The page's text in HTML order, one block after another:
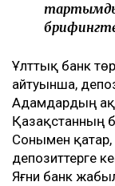
тартымды
Ұлттық банк
айтуынша,
Адамдардың
Қазақстанның
Сонымен
депозиттерге
Яғни банк